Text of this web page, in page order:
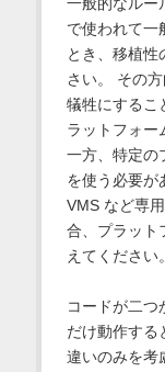
で使われて一
とき、移植性
さい。 その
犠牲にするこ
ラットフォー
一方、特定の
を使う必要が
VMS など専
合、プラット
えてください。
コードが二つ
だけ動作する
違いのみを考